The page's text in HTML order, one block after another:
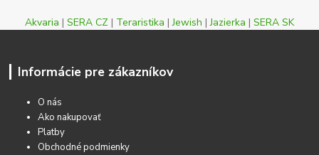
Akvaria | SERA CZ | Teraristika |Jewish |Jazierka | SERA SK
Informácie pre zákazníkov
O nás
Ako nakupovať
Platby
Obchodné podmienky